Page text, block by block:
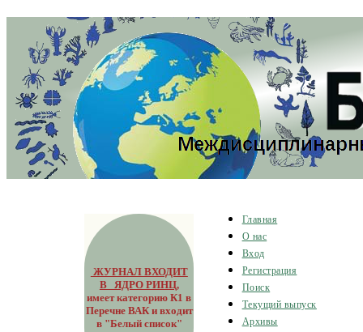
ЖУРНАЛ ВХОДИТ
В ЯДРО РИНЦ,
имеет категорию К1 в
Перечне ВАК и входит
в "Белый список"
Главная
О нас
Вход
Регистрация
Поиск
Текущий выпуск
Архивы